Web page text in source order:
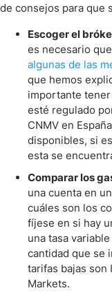
de consejos para que
Escoger el
es necesario
algunas de las
que hemos
importante
esté regulado
CNMV en
disponibles, si
esta se
Comparar los
una cuenta en
cuáles son los
fíjese en si hay
una tasa
cantidad que se
tarifas bajas son
Markets.